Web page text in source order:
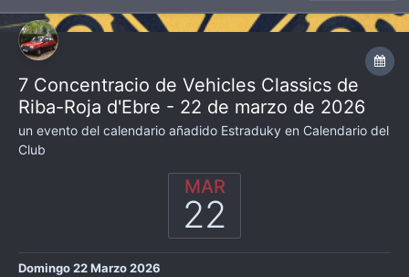
7 Concentracio de Vehicles Classics de
Riba-Roja d'Ebre - 22 de marzo de 2026
un evento del calendario añadido Estraduky en Calendario del
Club
MAR
22
Domingo 22 Marzo 2026